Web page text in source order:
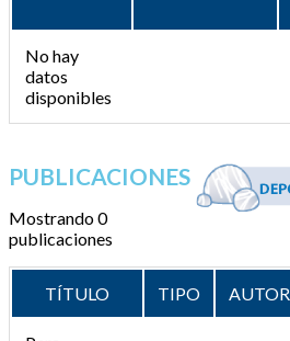
No hay
datos
disponibles
PUBLICACIONES
Mostrando 0
publicaciones
TÍTULO TIPO AUTOR